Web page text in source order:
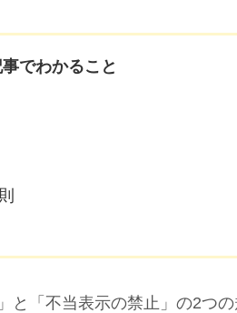
でわかること
と「不当表示の禁止」の2つ